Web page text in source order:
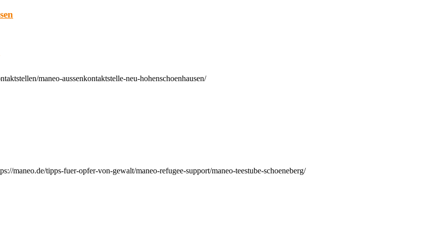
maneo-aussenkontaktstelle-neu-hohenschoenhausen/
maneo.de/tipps-fuer-opfer-von-gewalt/maneo-refugee-support/maneo-teestube-schoeneberg/